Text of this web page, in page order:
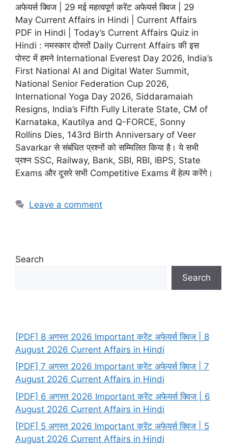
अफेयर्स क्विज | 29 मई महत्वपूर्ण करेंट अफेयर्स क्विज | 29
May Current Affairs in Hindi | Current Affairs
PDF in Hindi | Today’s Current Affairs Quiz in
Hindi : नमस्कार दोस्तों Daily Current Affairs की इस
पोस्ट में हमने International Everest Day 2026, India’s
First National AI and Digital Water Summit,
National Senior Federation Cup 2026,
International Yoga Day 2026, Siddaramaiah
Resigns, India’s Fifth Fully Literate State, CM of
Karnataka, Kautilya and Q-FORCE, Sonny
Rollins Dies, 143rd Birth Anniversary of Veer
Savarkar से संबंधित प्रश्नों को सम्मिलित किया है। ये सभी
प्रश्न SSC, Railway, Bank, SBI, RBI, IBPS, State
Exams और दूसरे सभी Competitive Exams में हेल्प करेंगे।
Leave a comment
Search
Search
[PDF] 8 अगस्त 2026 Important करेंट अफेयर्स क्विज | 8
August 2026 Current Affairs in Hindi
[PDF] 7 अगस्त 2026 Important करेंट अफेयर्स क्विज | 7
August 2026 Current Affairs in Hindi
[PDF] 6 अगस्त 2026 Important करेंट अफेयर्स क्विज | 6
August 2026 Current Affairs in Hindi
[PDF] 5 अगस्त 2026 Important करेंट अफेयर्स क्विज | 5
August 2026 Current Affairs in Hindi